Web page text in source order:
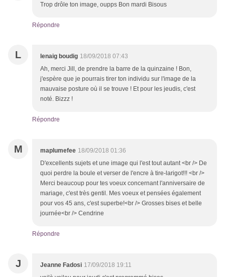
Trop drôle ton image, oupps Bon mardi Bisous
Répondre
L lenaig boudig 18/09/2018 07:43
Ah, merci Jill, de prendre la barre de la quinzaine ! Bon,
j'espère que je pourrais tirer ton individu sur l'image de la
mauvaise posture où il se trouve ! Et pour les jeudis, c'est
noté. Bizzz !
Répondre
M maplumefee 18/09/2018 01:36
D'excellents sujets et une image qui l'est tout autant <br /> De
quoi perdre la boule et verser de l'encre à tire-larigot!!! <br />
Merci beaucoup pour tes voeux concernant l'anniversaire de
mariage, c'est très gentil. Mes voeux et pensées également
pour vos 45 ans, c'est superbe!<br /> Grosses bises et belle
journée<br /> Cendrine
Répondre
J Jeanne Fadosi 17/09/2018 19:11